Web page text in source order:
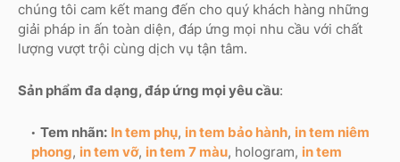
chúng tôi cam kết mang đến cho quý khách hàng những
giải pháp in ấn toàn diện, đáp ứng mọi nhu cầu với chất
lượng vượt trội cùng dịch vụ tận tâm.
Sản phẩm đa dạng, đáp ứng mọi yêu cầu:
Tem nhãn: In tem phụ, in tem bảo hành, in tem niêm
phong, in tem vỡ, in tem 7 màu, hologram, in tem